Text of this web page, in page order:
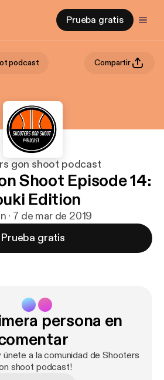
Prueba gratis
podcast Compartir
gon shoot podcast
Shoot Episode 14:
Edition
· 7 de mar de 2019
Prueba gratis
persona en
únete a la comunidad de Shooters
shoot podcast!